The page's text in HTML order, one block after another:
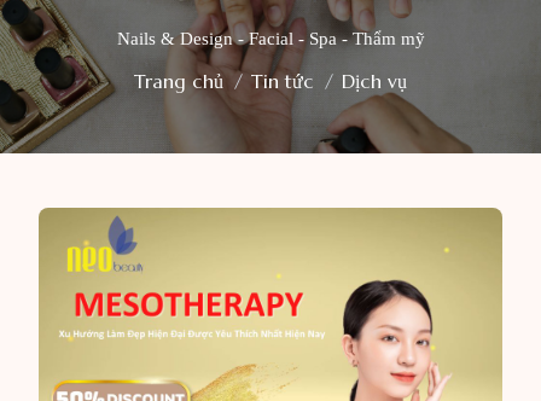
Nails & Design - Facial - Spa - Thẩm mỹ
Trang chủ Tin tức Dịch vụ